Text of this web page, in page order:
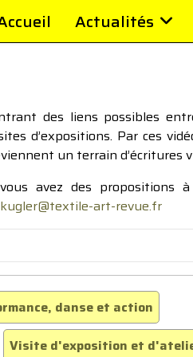
Actualités
des liens possibles
d’expositions. Par ces
un terrain d’écritures
avez des propositions
art-revue.fr
danse et action
Visite d'exposition et